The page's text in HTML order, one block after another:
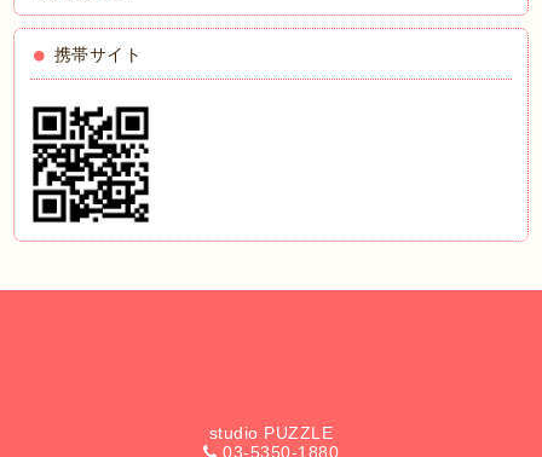
携帯サイト
studio PUZZLE
03-5350-1880